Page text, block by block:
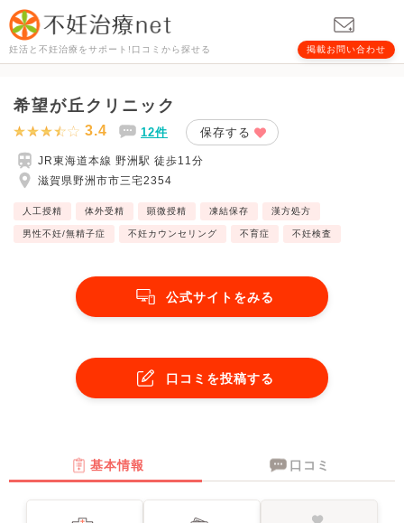
妊活と不妊治療をサポート!口コミから探せる 掲載お問い合わせ
希望が丘クリニック
3.4 12件 保存する
JR東海道本線 野洲駅 徒歩11分
滋賀県野洲市市三宅2354
人工授精 体外受精 顕微授精 凍結保存 漢方処方
男性不妊/無精子症 不妊カウンセリング 不育症 不妊検査
公式サイトをみる
口コミを投稿する
基本情報 口コミ